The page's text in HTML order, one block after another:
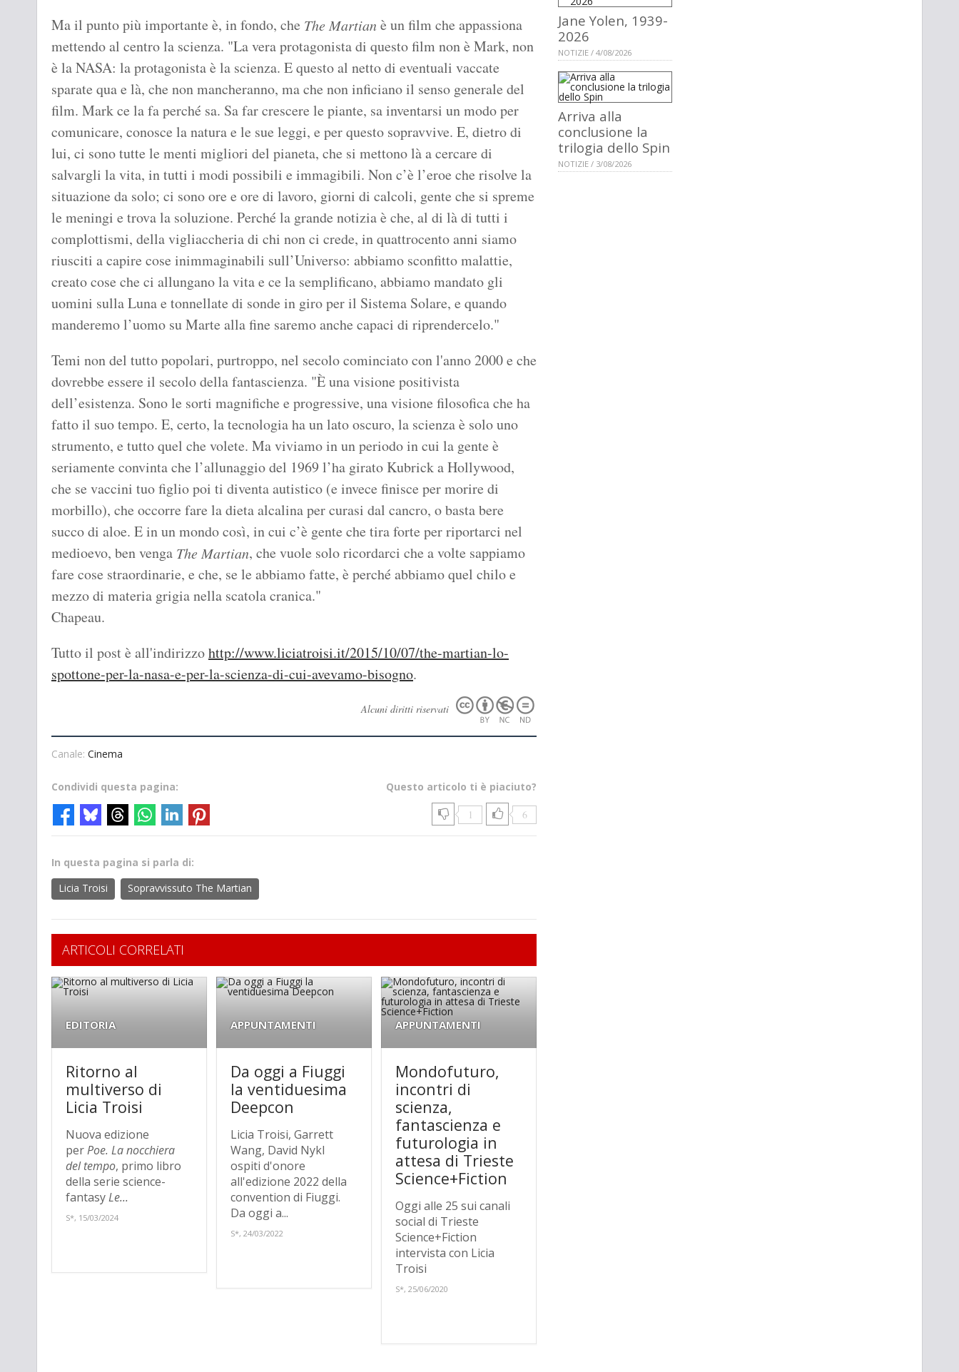
Ma il punto più importante è, in fondo, che The Martianè un film che appassiona
mettendo al centro la scienza. "La vera protagonista di questo film non è Mark, non
è la NASA: la protagonista è la scienza. E questo al netto di eventuali vaccate
sparate qua e là, che non mancheranno, ma che non inficiano il senso generale del
film. Mark ce la fa perché sa. Sa far crescere le piante, sa inventarsi un modo per
comunicare, conosce la natura e le sue leggi, e per questo sopravvive. E, dietro di
lui, ci sono tutte le menti migliori del pianeta, che si mettono là a cercare di
salvargli la vita, in tutti i modi possibili e immagibili. Non c’è l’eroe che risolve la
situazione da solo; ci sono ore e ore di lavoro, giorni di calcoli, gente che si spreme
le meningi e trova la soluzione. Perché la grande notizia è che, al di là di tutti i
complottismi, della vigliaccheria di chi non ci crede, in quattrocento anni siamo
riusciti a capire cose inimmaginabili sull’Universo: abbiamo sconfitto malattie,
creato cose che ci allungano la vita e ce la semplificano, abbiamo mandato gli
uomini sulla Luna e tonnellate di sonde in giro per il Sistema Solare, e quando
manderemo l’uomo su Marte alla fine saremo anche capaci di riprendercelo."
Temi non del tutto popolari, purtroppo, nel secolo cominciato con l'anno 2000 e che
dovrebbe essere il secolo della fantascienza. "È una visione positivista
dell’esistenza. Sono le sorti magnifiche e progressive, una visione filosofica che ha
fatto il suo tempo. E, certo, la tecnologia ha un lato oscuro, la scienza è solo uno
strumento, e tutto quel che volete. Ma viviamo in un periodo in cui la gente è
seriamente convinta che l’allunaggio del 1969 l’ha girato Kubrick a Hollywood,
che se vaccini tuo figlio poi ti diventa autistico (e invece finisce per morire di
morbillo), che occorre fare la dieta alcalina per curasi dal cancro, o basta bere
succo di aloe. E in un mondo così, in cui c’è gente che tira forte per riportarci nel
medioevo, ben venga The Martian, che vuole solo ricordarci che a volte sappiamo
fare cose straordinarie, e che, se le abbiamo fatte, è perché abbiamo quel chilo e
mezzo di materia grigia nella scatola cranica."
Chapeau.
Tutto il post è all'indirizzohttp://www.liciatroisi.it/2015/10/07/the-martian-lo-
spottone-per-la-nasa-e-per-la-scienza-di-cui-avevamo-bisogno.
Alcuni diritti riservati
Canale: Cinema
Questo articolo ti è piaciuto?
1 6
Condividi questa pagina:
In questa pagina si parla di:
Licia Troisi
Sopravvissuto The Martian
ARTICOLI CORRELATI
EDITORIA
Ritorno al
multiverso di
Licia Troisi
Nuova edizione
perPoe. La nocchiera
del tempo, primo libro
della serie science-
fantasyLe...
S*, 15/03/2024
APPUNTAMENTI
Da oggi a Fiuggi
la ventiduesima
Deepcon
Licia Troisi, Garrett
Wang, David Nykl
ospiti d'onore
all'edizione 2022 della
convention di Fiuggi.
Da oggi a...
S*, 24/03/2022
APPUNTAMENTI
Mondofuturo,
incontri di
scienza,
fantascienza e
futurologia in
attesa di Trieste
Science+Fiction
Oggi alle 25 sui canali
social di Trieste
Science+Fiction
intervista con Licia
Troisi
S*, 25/06/2020
Jane Yolen, 1939-
2026
NOTIZIE / 4/08/2026
Arriva alla
conclusione la
trilogia dello Spin
NOTIZIE / 3/08/2026